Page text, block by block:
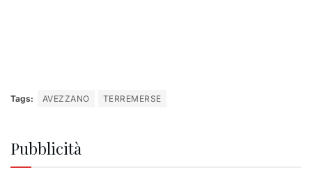
Tags: AVEZZANO TERREMERSE
Pubblicità